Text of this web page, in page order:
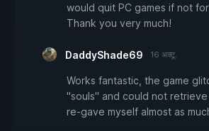
would quit PC games if not
Thank you very much!
DaddyShade69 16 अक्टू.
Works fantastic, the game
"souls" and could not
re-gave myself almost as